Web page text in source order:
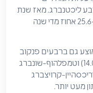
ליכטנברג. מאז שנת
2016 עלו מחירי הדירות באזור זה ב-25.6 אחוז מדי שנה
גם ברבעים פנקוב
(14.5%), שפנדאו (14.2%), נויקלן (14.0%) וטמפלהוף-שונברג
קרויצברג